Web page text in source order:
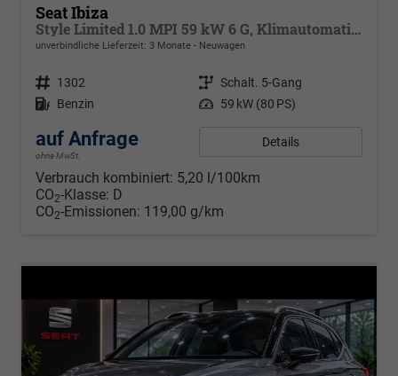
Seat Ibiza
Style Limited 1.0 MPI 59 kW 6 G, Klimautomatik 2 Zonen, Sitzheizung, Full-Link, PDC v+h, Rückkamera, 4 elektr. Fensterheber, dunkel get. Scheiben,Spiegel beheizb+ klappbar, Vordersitze hvst,6 Lautspr, LED
unverbindliche Lieferzeit: 3 Monate Neuwagen
Fahrzeugnr. 1302 Getriebe Schalt. 5-Gang
Kraftstoff Benzin Leistung 59 kW (80 PS)
auf Anfrage
ohne MwSt.
Details
Verbrauch kombiniert: 5,20 l/100km
CO2-Klasse: D
CO2-Emissionen: 119,00 g/km